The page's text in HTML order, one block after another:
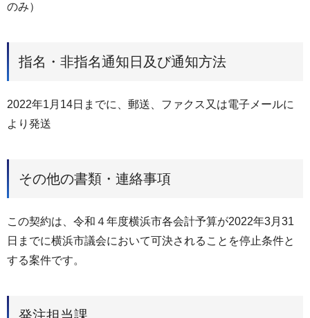
のみ）
指名・非指名通知日及び通知方法
2022年1月14日までに、郵送、ファクス又は電子メールに
より発送
その他の書類・連絡事項
この契約は、令和４年度横浜市各会計予算が2022年3月31
日までに横浜市議会において可決されることを停止条件と
する案件です。
発注担当課